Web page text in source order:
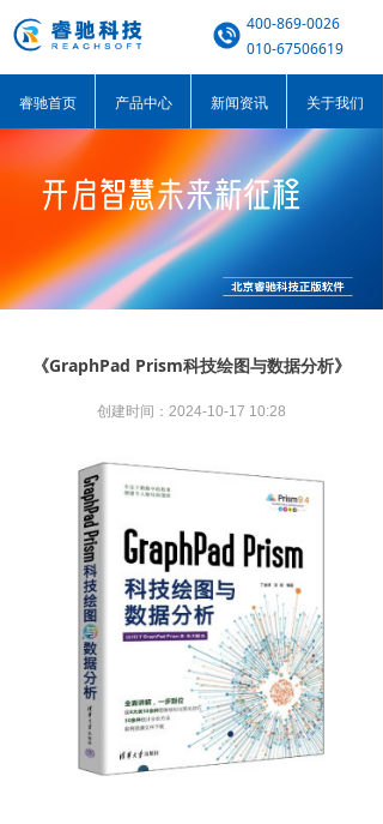
400-869-0026
010-67506619
睿驰首页 产品中心 新闻资讯 关于我们
《GraphPad Prism科技绘图与数据分析》
创建时间： 2024-10-17 10:28